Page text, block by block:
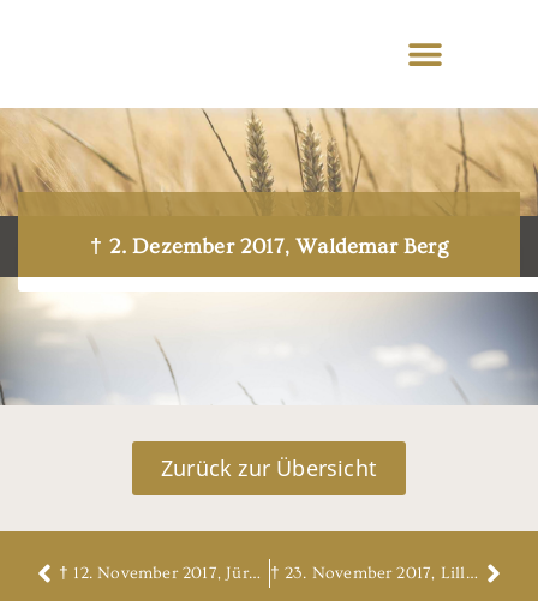
† 2. Dezember 2017, Waldemar Berg
Zurück zur Übersicht
† 12. November 2017, Jürgen Eismann † 23. November 2017, Lilly Gerdau, geb. Baden